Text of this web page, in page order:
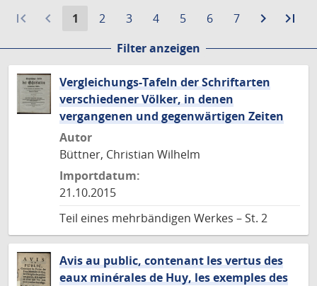
first_page navigate_before
Aktuelle
1
Gehe
Seite
2
Gehe
Seite
3
Gehe
Seite
4
Gehe
Seite
5
Gehe
Seite
6
Gehe
Seite
7 navigate_next
Zur
Seite
last_page
Filter anzeigen
Vergleichungs-Tafeln der Schriftarten
verschiedener Völker, in denen
vergangenen und gegenwärtigen Zeiten
Autor
Büttner, Christian Wilhelm
Importdatum:
21.10.2015
Teil eines mehrbändigen Werkes – St. 2
Avis au public, contenant les vertus des
eaux minérales de Huy, les exemples des